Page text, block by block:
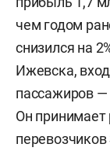
чем годом
снизился на
Ижевска,
пассажиров —
Он
перевозчиков